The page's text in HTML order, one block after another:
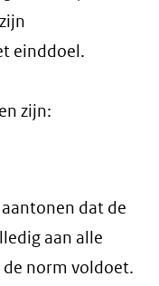
zijn
einddoel.
zijn:
dat de
aan alle
norm voldoet.